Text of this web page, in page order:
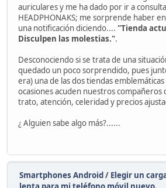
auriculares y me ha dado por ir a
HEADPHONAKS; me sorprende haber
una notificación diciendo.... "Tienda
Disculpen las molestias.".
Desconociendo si se trata de una
quedado un poco sorprendido, pues
era) una de las dos tiendas
ocasiones acuden nuestros
trato, atención, celeridad y precios
¿ Alguien sabe algo más?......
Smartphones Android/ Elegir un